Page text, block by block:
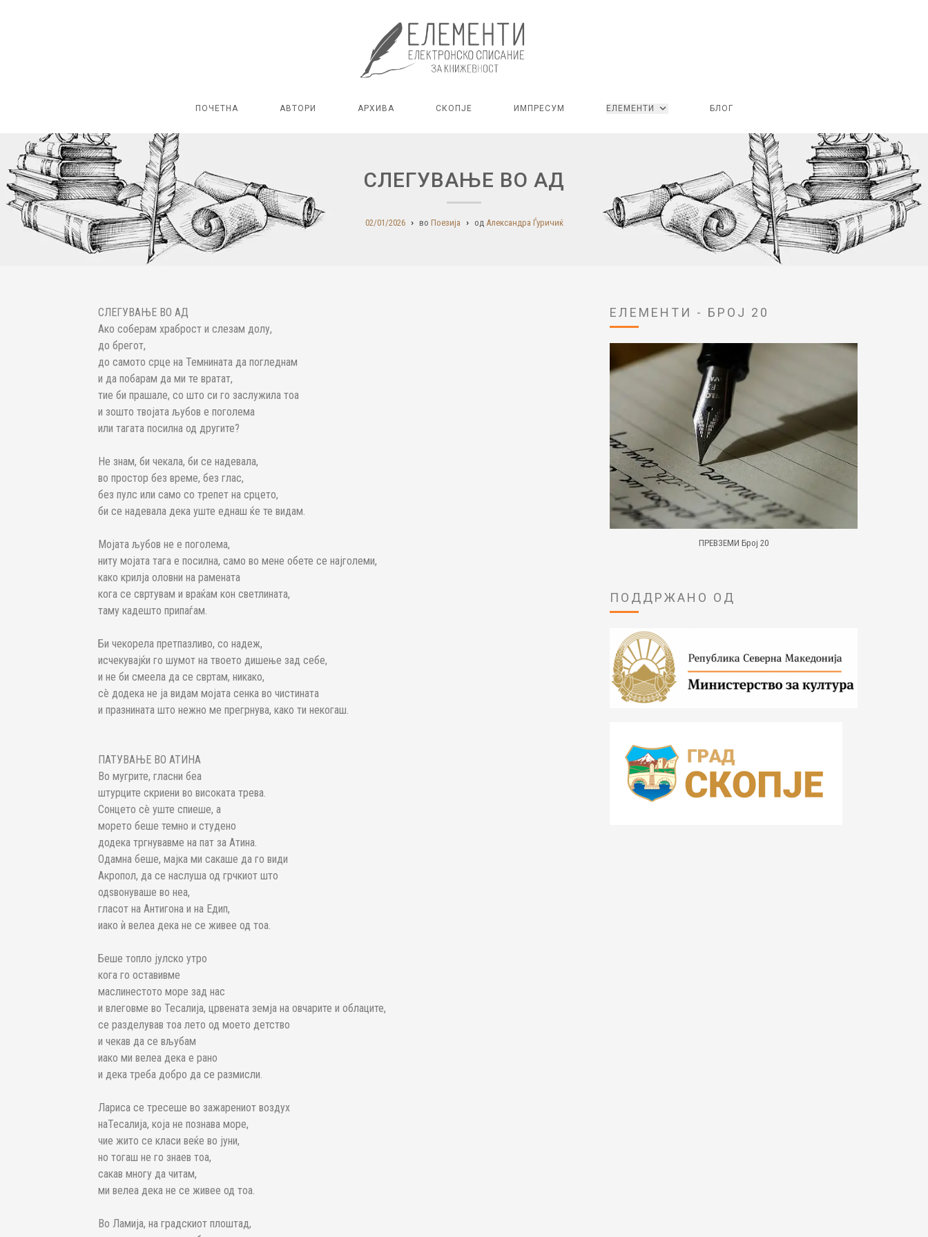
ПОЧЕТНА АВТОРИ АРХИВА СКОПЈЕ ИМПРЕСУМ ЕЛЕМЕНТИ БЛОГ
СЛЕГУВАЊЕ ВО АД
02/01/2026 во Поезија од Александра Ѓуричиќ
СЛЕГУВАЊЕ ВО АД
Ако соберам храброст и слезам долу,
до брегот,
до самото срце на Темнината да погледнам
и да побарам да ми те вратат,
тие би прашале, со што си го заслужила тоа
и зошто твојата љубов е поголема
или тагата посилна од другите?
Не знам, би чекала, би се надевала,
во простор без време, без глас,
без пулс или само со трепет на срцето,
би се надевала дека уште еднаш ќе те видам.
Мојата љубов не е поголема,
ниту мојата тага е посилна, само во мене обете се најголеми,
како крилја оловни на рамената
кога се свртувам и враќам кон светлината,
таму кадешто припаѓам.
Би чекорела претпазливо, со надеж,
исчекувајќи го шумот на твоето дишење зад себе,
и не би смеела да се свртам, никако,
сè додека не ја видам мојата сенка во чистината
и празнината што нежно ме прегрнува, како ти некогаш.
ПАТУВАЊЕ ВО АТИНА
Во мугрите, гласни беа
штурците скриени во високата трева.
Сонцето сè уште спиеше, а
морето беше темно и студено
додека тргнувавме на пат за Атина.
Одамна беше, мајка ми сакаше да го види
Акропол, да се наслуша од грчкиот што
одѕвонуваше во неа,
гласот на Антигона и на Едип,
иако ѝ велеа дека не се живее од тоа.
Беше топло јулско утро
кога го оставивме
маслинестото море зад нас
и влеговме во Тесалија, црвената земја на овчарите и облаците,
се разделував тоа лето од моето детство
и чекав да се вљубам
иако ми велеа дека е рано
и дека треба добро да се размисли.
Лариса се тресеше во зажарениот воздух
наТесалија, која не познава море,
чие жито се класи веќе во јуни,
но тогаш не го знаев тоа,
сакав многу да читам,
ми велеа дека не се живее од тоа.
Во Ламија, на градскиот плоштад,
ЕЛЕМЕНТИ - БРОЈ 20
ПРЕВЗЕМИ Број 20
ПОДДРЖАНО ОД